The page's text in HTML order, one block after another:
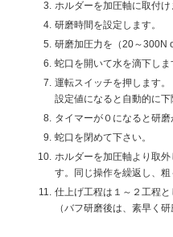
3.
ホルダーを加圧軸に取付け
4.
研磨時間を設定します。
5.
研磨加圧力を（20～300N
6.
蛇口を開いて水を滴下しま
7.
運転スイッチを押します
設定値になると自動的に
8.
タイマーが０になると研
9.
蛇口を閉めて下さい。
10.
ホルダーを加圧軸より取
す。同じ操作を繰返し、
11.
仕上げ工程は１～２工程
（バフ研磨後は、素早く